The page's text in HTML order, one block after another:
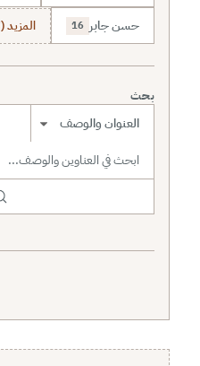
حسن جابر 16 المزيد (17)
بحث
نطاق البحث